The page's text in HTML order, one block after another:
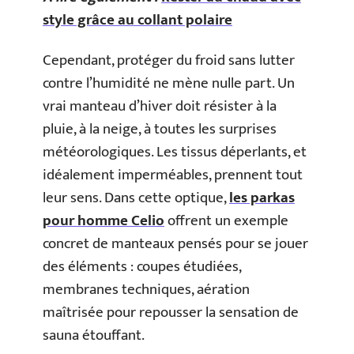
style grâce au collant polaire
Cependant, protéger du froid sans lutter
contre l’humidité ne mène nulle part. Un
vrai manteau d’hiver doit résister à la
pluie, à la neige, à toutes les surprises
météorologiques. Les tissus déperlants, et
idéalement imperméables, prennent tout
leur sens. Dans cette optique,les parkas
pour homme Celiooffrent un exemple
concret de manteaux pensés pour se jouer
des éléments : coupes étudiées,
membranes techniques, aération
maîtrisée pour repousser la sensation de
sauna étouffant.